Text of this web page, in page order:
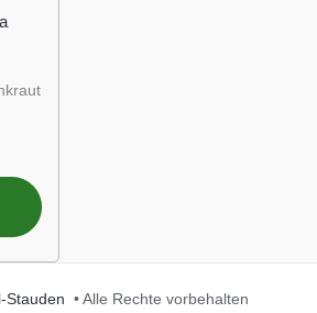
Stauden • Alle Rechte vorbehalten